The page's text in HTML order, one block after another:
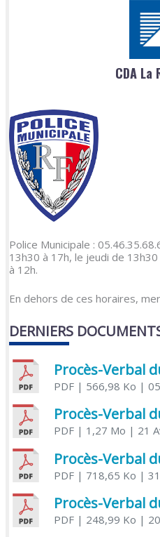
CDA La
Police Municipale :
13h30 à 17h, le jeudi de
à 12h.
En dehors de ces horaires,
DERNIERS
PDF| 566,98 Ko |
PDF| 1,27 Mo | 21
PDF| 718,65 Ko |
PDF| 248,99 Ko |